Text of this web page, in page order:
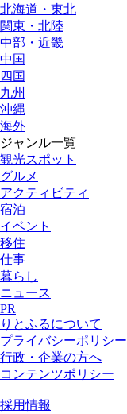
北海道・東北
関東・北陸
中部・近畿
中国
四国
九州
沖縄
海外
ジャンル一覧
観光スポット
グルメ
アクティビティ
宿泊
イベント
移住
仕事
暮らし
ニュース
PR
りとふるについて
プライバシーポリシー
行政・企業の方へ
コンテンツポリシー
採用情報